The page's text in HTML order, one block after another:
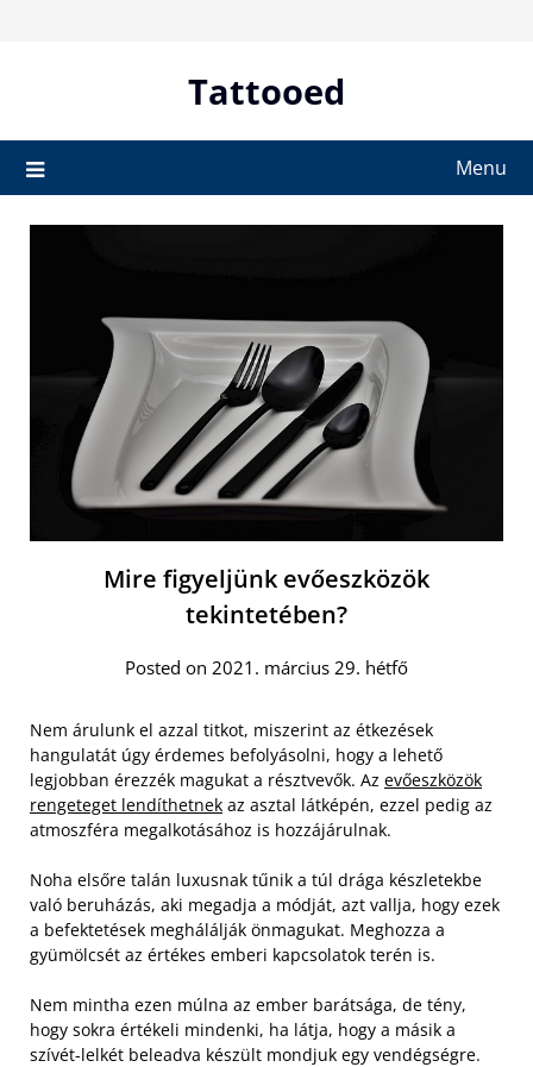
Tattooed
Menu
Mire figyeljünk evőeszközök
tekintetében?
Posted on 2021. március 29. hétfő
Nem árulunk el azzal titkot, miszerint az étkezések
hangulatát úgy érdemes befolyásolni, hogy a lehető
legjobban érezzék magukat a résztvevők. Az evőeszközök
rengeteget lendíthetnek az asztal látképén, ezzel pedig az
atmoszféra megalkotásához is hozzájárulnak.
Noha elsőre talán luxusnak tűnik a túl drága készletekbe
való beruházás, aki megadja a módját, azt vallja, hogy ezek
a befektetések meghálálják önmagukat. Meghozza a
gyümölcsét az értékes emberi kapcsolatok terén is.
Nem mintha ezen múlna az ember barátsága, de tény,
hogy sokra értékeli mindenki, ha látja, hogy a másik a
szívét-lelkét beleadva készült mondjuk egy vendégségre.